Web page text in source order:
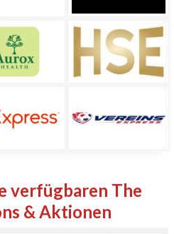
verfügbaren The
& Aktionen